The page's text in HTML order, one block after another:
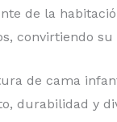
de la
convirtiendo
de cama
durabilidad y